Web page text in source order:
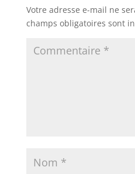
Votre adresse e-mail ne
champs obligatoires sont